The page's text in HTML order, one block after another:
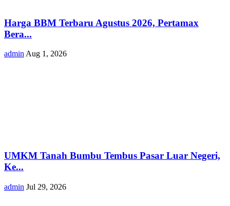
Harga BBM Terbaru Agustus 2026, Pertamax
Bera...
admin Aug 1, 2026
UMKM Tanah Bumbu Tembus Pasar Luar Negeri,
Ke...
admin Jul 29, 2026